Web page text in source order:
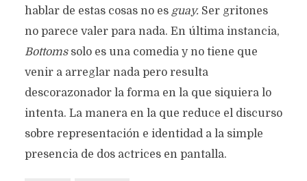
hablar de estas cosas no es guay. Ser gritones
no parece valer para nada. En última instancia,
Bottomssolo es una comedia y no tiene que
venir a arreglar nada pero resulta
descorazonador la forma en la que siquiera lo
intenta. La manera en la que reduce el discurso
sobre representación e identidad a la simple
presencia de dos actrices en pantalla.